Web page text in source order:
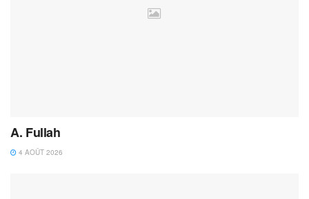
A. Fullah
4 AOÛT 2026